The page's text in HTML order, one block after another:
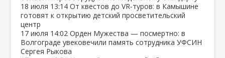
18 июля 13:14 От квестов до VR‑туров: в Камышине
готовят к открытию детский просветительский
центр
17 июля 14:02 Орден Мужества — посмертно: в
Волгограде увековечили память сотрудника УФСИН
Сергея Рыкова